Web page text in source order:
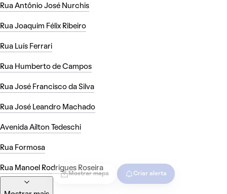
Mostrar mapa Criar alerta
Rua Antônio José Nurchis
Rua Joaquim Félix Ribeiro
Rua Luís Ferrari
Rua Humberto de Campos
Rua José Francisco da Silva
Rua José Leandro Machado
Avenida Aílton Tedeschi
Rua Formosa
Rua Manoel Rodrigues Roseira